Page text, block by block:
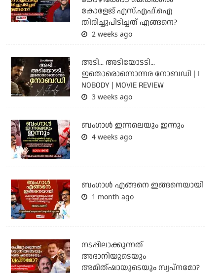
കോളേജ് എസ്.എഫ്.ഐ
തിരിച്ചുപിടിച്ചത് എങ്ങനെ?
2 weeks ago
അടി... അടിയോടടി...
ഇതൊരൊന്നൊന്നര നോബഡി | I
NOBODY | MOVIE REVIEW
3 weeks ago
ബംഗാള്‍ ഇന്നലെയും ഇന്നും
4 weeks ago
ബം​ഗാൾ എങ്ങനെ ഇങ്ങനെയായി
1 month ago
നടപ്പിലാക്കുന്നത്
അദാനിയുടെയും
അമിത്ഷായുടെയും സ്വപ്നമോ?